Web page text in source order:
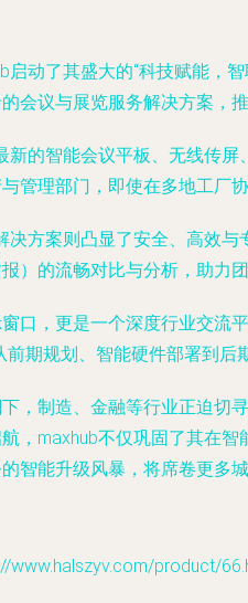
启动了其盛大的“科技赋能，
会议与展览服务解决方案，
新的智能会议平板、无线传
管理部门，即使在多地工厂
决方案则凸显了安全、高效
）的流畅对比与分析，助力
口，更是一个深度行业交流
期规划、智能硬件部署到
，制造、金融等行业正迫切
，maxhub不仅巩固了其在
智能升级风暴，将席卷更多
www.halszyv.com/product/